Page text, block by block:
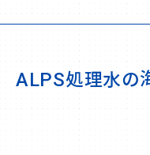
ALPS処理水の